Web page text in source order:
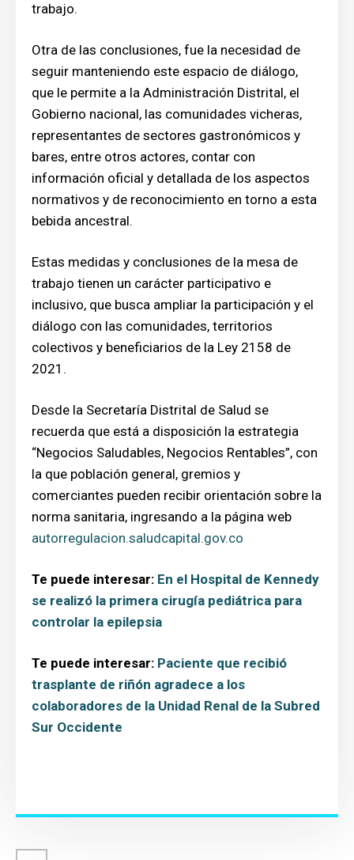
trabajo.
Otra de las conclusiones, fue la necesidad de
seguir manteniendo este espacio de diálogo,
que le permite a la Administración Distrital, el
Gobierno nacional, las comunidades vicheras,
representantes de sectores gastronómicos y
bares, entre otros actores, contar con
información oficial y detallada de los aspectos
normativos y de reconocimiento en torno a esta
bebida ancestral.
Estas medidas y conclusiones de la mesa de
trabajo tienen un carácter participativo e
inclusivo, que busca ampliar la participación y el
diálogo con las comunidades, territorios
colectivos y beneficiarios de la Ley 2158 de
2021.
Desde la Secretaría Distrital de Salud se
recuerda que está a disposición la estrategia
“Negocios Saludables, Negocios Rentables”, con
la que población general, gremios y
comerciantes pueden recibir orientación sobre la
norma sanitaria, ingresando a la página web
autorregulacion.saludcapital.gov.co
Te puede interesar: En el Hospital de Kennedy
se realizó la primera cirugía pediátrica para
controlar la epilepsia
Te puede interesar: Paciente que recibió
trasplante de riñón agradece a los
colaboradores de la Unidad Renal de la Subred
Sur Occidente